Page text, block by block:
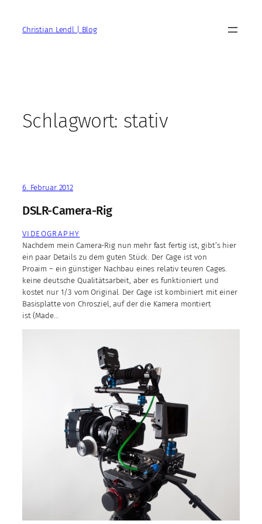
springenChristian Lendl | Blog
Schlagwort: stativ
6. Februar 2012
DSLR-Camera-Rig
VIDEOGRAPHY
Nachdem mein Camera-Rig nun mehr fast fertig ist, gibt’s hier
ein paar Details zu dem guten Stück. Der Cage ist von
Proaim – ein günstiger Nachbau eines relativ teuren Cages.
keine deutsche Qualitätsarbeit, aber es funktioniert und
kostet nur 1/3 vom Original. Der Cage ist kombiniert mit einer
Basisplatte von Chrosziel, auf der die Kamera montiert
ist (Made…